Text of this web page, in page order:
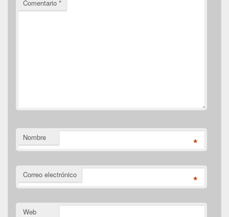
Comentario *
Nombre *
Correo electrónico *
Web